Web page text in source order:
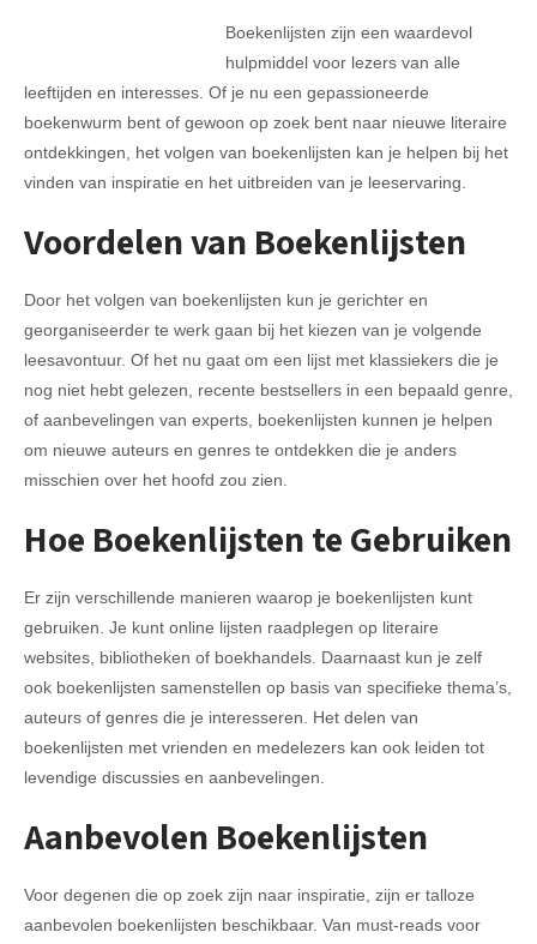
Boekenlijsten zijn een waardevol
hulpmiddel voor lezers van alle
leeftijden en interesses. Of je nu een gepassioneerde
boekenwurm bent of gewoon op zoek bent naar nieuwe literaire
ontdekkingen, het volgen van boekenlijsten kan je helpen bij het
vinden van inspiratie en het uitbreiden van je leeservaring.
Voordelen van Boekenlijsten
Door het volgen van boekenlijsten kun je gerichter en
georganiseerder te werk gaan bij het kiezen van je volgende
leesavontuur. Of het nu gaat om een lijst met klassiekers die je
nog niet hebt gelezen, recente bestsellers in een bepaald genre,
of aanbevelingen van experts, boekenlijsten kunnen je helpen
om nieuwe auteurs en genres te ontdekken die je anders
misschien over het hoofd zou zien.
Hoe Boekenlijsten te Gebruiken
Er zijn verschillende manieren waarop je boekenlijsten kunt
gebruiken. Je kunt online lijsten raadplegen op literaire
websites, bibliotheken of boekhandels. Daarnaast kun je zelf
ook boekenlijsten samenstellen op basis van specifieke thema’s,
auteurs of genres die je interesseren. Het delen van
boekenlijsten met vrienden en medelezers kan ook leiden tot
levendige discussies en aanbevelingen.
Aanbevolen Boekenlijsten
Voor degenen die op zoek zijn naar inspiratie, zijn er talloze
aanbevolen boekenlijsten beschikbaar. Van must-reads voor